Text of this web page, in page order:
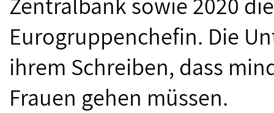
Eurogruppenchefin. Die
ihrem Schreiben, dass
Frauen gehen müssen.